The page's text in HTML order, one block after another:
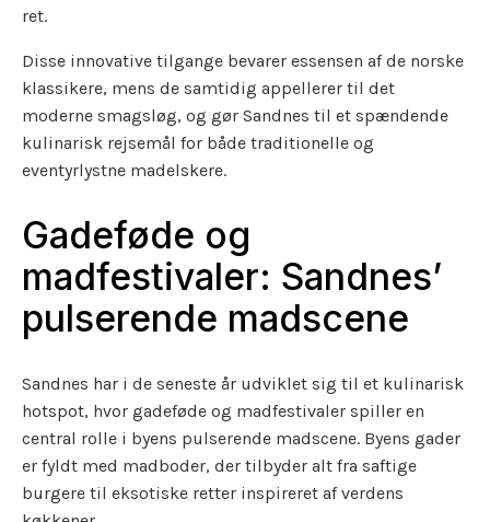
ret.
Disse innovative tilgange bevarer essensen af de norske
klassikere, mens de samtidig appellerer til det
moderne smagsløg, og gør Sandnes til et spændende
kulinarisk rejsemål for både traditionelle og
eventyrlystne madelskere.
Gadeføde og
madfestivaler: Sandnes’
pulserende madscene
Sandnes har i de seneste år udviklet sig til et kulinarisk
hotspot, hvor gadeføde og madfestivaler spiller en
central rolle i byens pulserende madscene. Byens gader
er fyldt med madboder, der tilbyder alt fra saftige
burgere til eksotiske retter inspireret af verdens